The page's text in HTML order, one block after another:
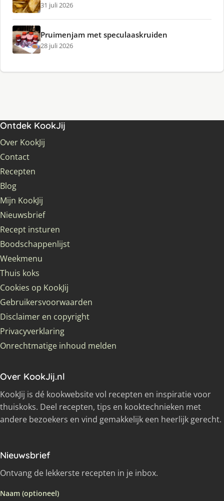
31 juli 2026
Pruimenjam met speculaaskruiden
28 juli 2026
Ontdek KookJij
Over KookJij
Contact
Recepten
Blog
Mijn KookJij
Nieuwsbrief
Recept insturen
Boodschappenlijst
Weekmenu
Thuis koks
Cookies op KookJij
Gebruikersvoorwaarden
Disclaimer en copyright
Privacyverklaring
Onrechtmatige inhoud melden
Over KookJij.nl
KookJij is dé kookwebsite vol recepten en inspiratie voor
thuiskoks. Deel recepten, tips en kooktechnieken met
andere bezoekers en vind gemakkelijk een heerlijk gerecht.
Nieuwsbrief
Ontvang de lekkerste recepten in je inbox.
Naam (optioneel)